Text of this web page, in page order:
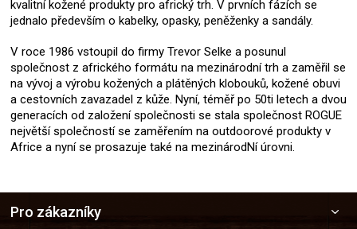
kvalitní kožené produkty pro africký trh. V prvních fázích se
jednalo především o kabelky, opasky, peněženky a sandály.
V roce 1986 vstoupil do firmy Trevor Selke a posunul
společnost z afrického formátu na mezinárodní trh a zaměřil se
na vývoj a výrobu kožených a plátěných klobouků, kožené obuvi
a cestovních zavazadel z kůže. Nyní, téměř po 50ti letech a dvou
generacích od založení společnosti se stala společnost ROGUE
největší společností se zaměřením na outdoorové produkty v
Africe a nyní se prosazuje také na mezinárodNí úrovni.
Pro zákazníky